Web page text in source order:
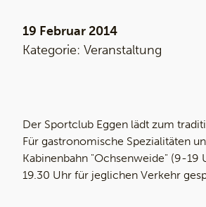
19 Februar 2014
Kategorie: Veranstaltung
Der Sportclub Eggen lädt zum
Für gastronomische Spezialitäten
Kabinenbahn "Ochsenweide" (9-
19.30 Uhr für jeglichen Verkehr